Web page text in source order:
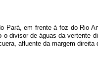
em frente à foz do Rio
o divisor de águas da
afluente da margem direita